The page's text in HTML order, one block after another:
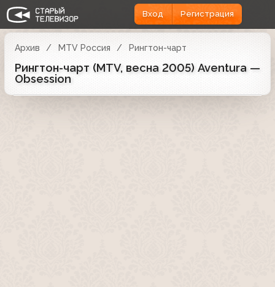
Вход Регистрация
Архив MTV Россия Рингтон-чарт
Рингтон-чарт (MTV, весна 2005) Aventura —
Obsession